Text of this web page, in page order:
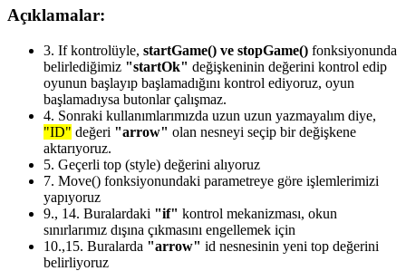
Açıklamalar:
3. If kontrolüyle, startGame() ve stopGame() fonksiyonunda
belirlediğimiz "startOk" değişkeninin değerini kontrol edip
oyunun başlayıp başlamadığını kontrol ediyoruz, oyun
başlamadıysa butonlar çalışmaz.
4. Sonraki kullanımlarımızda uzun uzun yazmayalım diye,
"ID" değeri "arrow" olan nesneyi seçip bir değişkene
aktarıyoruz.
5. Geçerli top (style) değerini alıyoruz
7. Move() fonksiyonundaki parametreye göre işlemlerimizi
yapıyoruz
9., 14. Buralardaki "if" kontrol mekanizması, okun
sınırlarımız dışına çıkmasını engellemek için
10.,15. Buralarda "arrow" id nesnesinin yeni top değerini
belirliyoruz